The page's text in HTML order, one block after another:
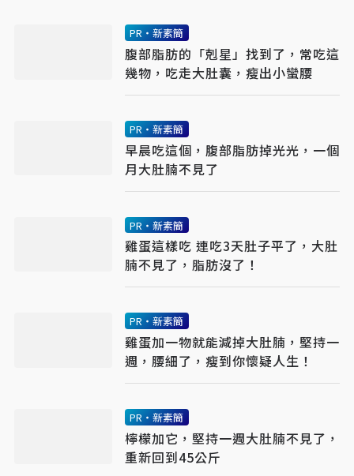
PR・新素簡
腹部脂肪的「剋星」找到了，常吃這
幾物，吃走大肚囊，瘦出小蠻腰
PR・新素簡
早晨吃這個，腹部脂肪掉光光，一個
月大肚腩不見了
PR・新素簡
雞蛋這樣吃 連吃3天肚子平了，大肚
腩不見了，脂肪沒了！
PR・新素簡
雞蛋加一物就能減掉大肚腩，堅持一
週，腰細了，瘦到你懷疑人生！
PR・新素簡
檸檬加它，堅持一週大肚腩不見了，
重新回到45公斤